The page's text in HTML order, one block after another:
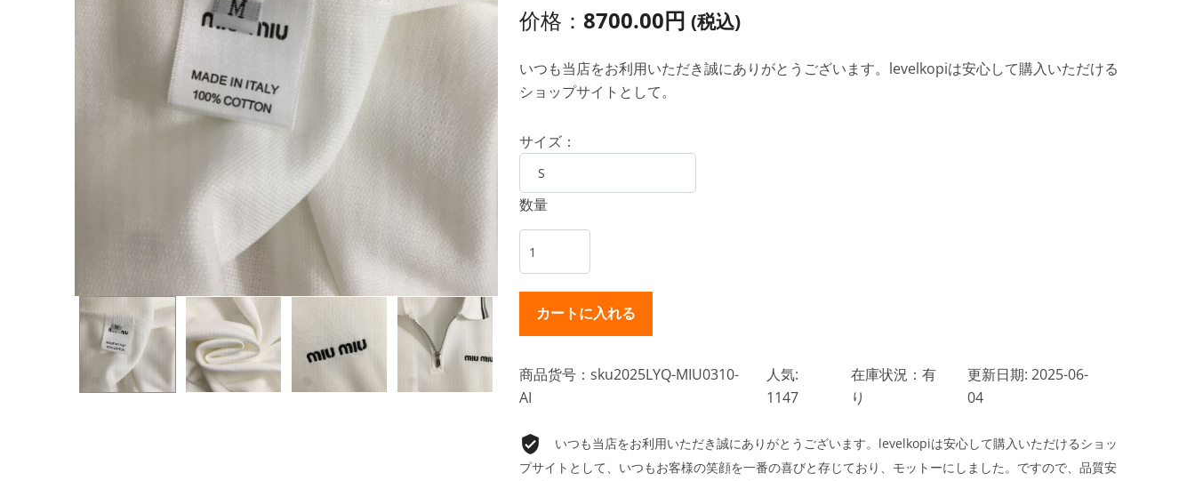
价格： 8700.00円 (税込)
いつも当店をお利用いただき誠にありがとうございます。levelkopiは安心して購入いただける
ショップサイトとして。
サイズ：
数量
商品货号：sku2025LYQ-MIU0310-
AI
人気:
1147
在庫状況：有
り
更新日期: 2025-06-
04
いつも当店をお利用いただき誠にありがとうございます。levelkopiは安心して購入いただけるショッ
プサイトとして、いつもお客様の笑顔を一番の喜びと存じており、モットーにしました。ですので、品質安